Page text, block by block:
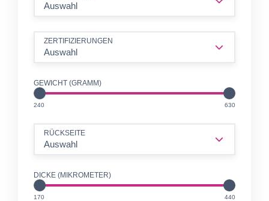
Auswahl
ZERTIFIZIERUNGEN
Auswahl
GEWICHT (GRAMM)
240unit 630unit
RÜCKSEITE
Auswahl
DICKE (MIKROMETER)
170unit 440unit